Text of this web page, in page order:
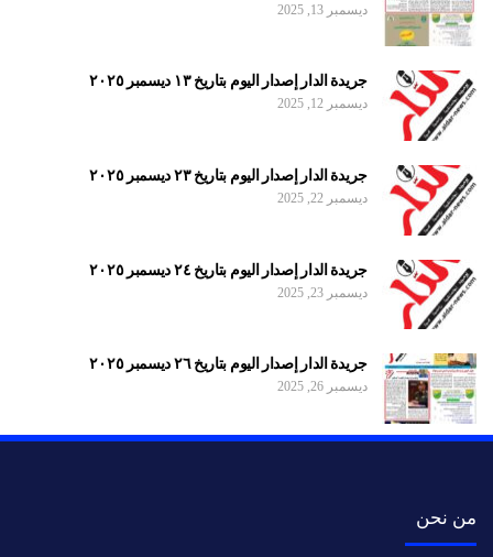
ديسمبر 13, 2025
جريدة الدار إصدار اليوم بتاريخ ١٣ ديسمبر ٢٠٢٥
ديسمبر 12, 2025
جريدة الدار إصدار اليوم بتاريخ ٢٣ ديسمبر ٢٠٢٥
ديسمبر 22, 2025
جريدة الدار إصدار اليوم بتاريخ ٢٤ ديسمبر ٢٠٢٥
ديسمبر 23, 2025
جريدة الدار إصدار اليوم بتاريخ ٢٦ ديسمبر ٢٠٢٥
ديسمبر 26, 2025
من نحن